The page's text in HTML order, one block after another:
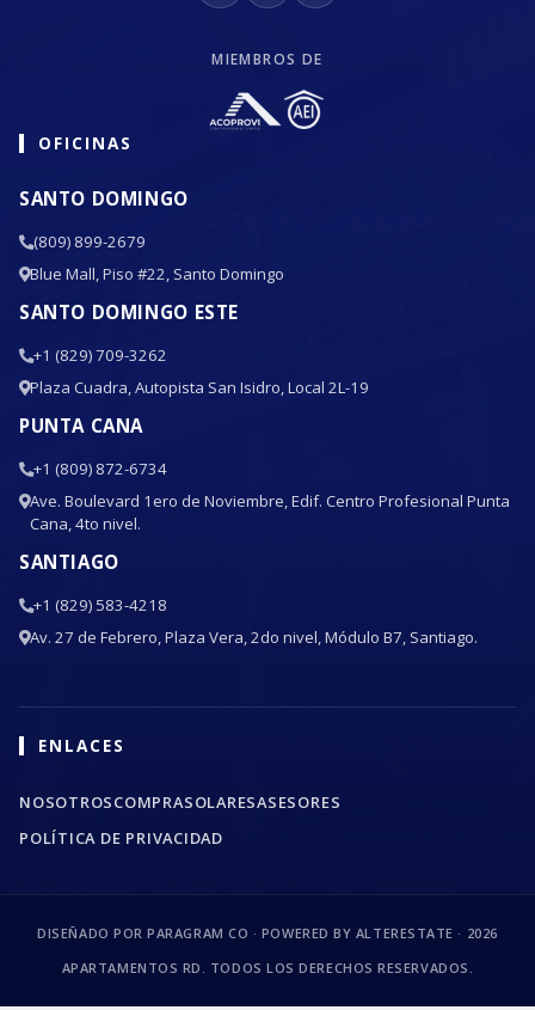
MIEMBROS DE
OFICINAS
SANTO DOMINGO
(809) 899-2679
Blue Mall, Piso #22, Santo Domingo
SANTO DOMINGO ESTE
+1 (829) 709-3262
Plaza Cuadra, Autopista San Isidro, Local 2L-19
PUNTA CANA
+1 (809) 872-6734
Ave. Boulevard 1ero de Noviembre, Edif. Centro Profesional Punta
Cana, 4to nivel.
SANTIAGO
+1 (829) 583-4218
Av. 27 de Febrero, Plaza Vera, 2do nivel, Módulo B7, Santiago.
ENLACES
NOSOTROSCOMPRASOLARESASESORES
POLÍTICA DE PRIVACIDAD
DISEÑADO POR PARAGRAM CO · POWERED BY ALTERESTATE · 2026
APARTAMENTOS RD. TODOS LOS DERECHOS RESERVADOS.